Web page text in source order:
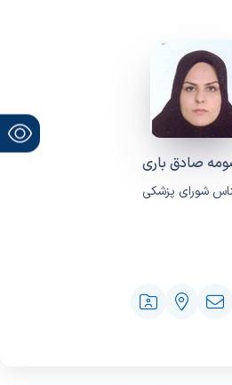
صادق باری
شورای پزشکی